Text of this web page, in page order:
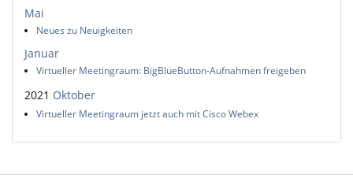
Mai
Neues zu Neuigkeiten
Januar
Virtueller Meetingraum: BigBlueButton-Aufnahmen freigeben
2021 Oktober
Virtueller Meetingraum jetzt auch mit Cisco Webex